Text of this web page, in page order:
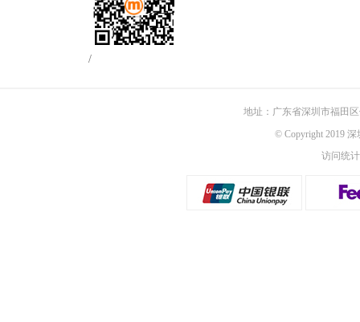
/
地址：广东省深圳市福田
© Copyright 2019
访问统